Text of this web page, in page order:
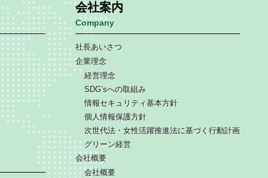
会社案内
Company
社長あいさつ
企業理念
経営理念
SDG’sへの取組み
情報セキュリティ基本方針
個人情報保護方針
次世代法・女性活躍推進法に基づく行動計画
グリーン経営
会社概要
会社概要